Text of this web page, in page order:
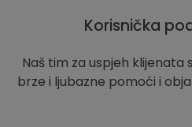
Korisnička
Naš tim za uspjeh klijenata
brze i ljubazne pomoći i